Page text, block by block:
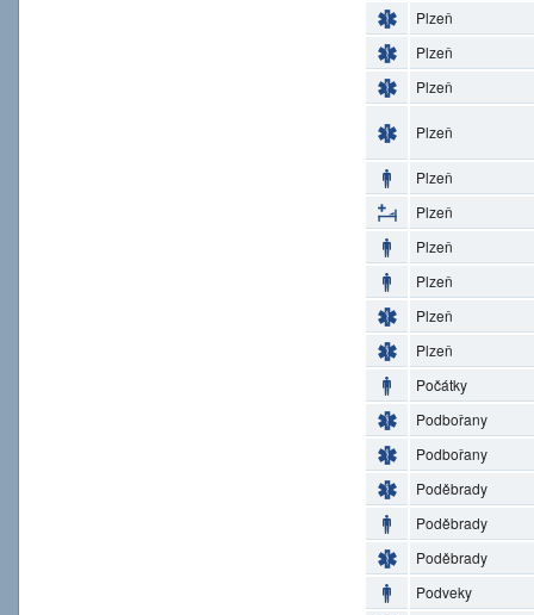
Plzeň
Plzeň
Plzeň
Plzeň
Plzeň
Plzeň
Plzeň
Plzeň
Plzeň
Plzeň
Počátky
Podbořany
Podbořany
Poděbrady
Poděbrady
Poděbrady
Podveky